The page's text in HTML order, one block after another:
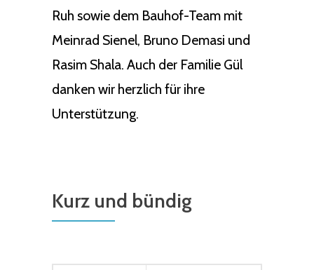
Ruh sowie dem Bauhof-Team mit
Meinrad Sienel, Bruno Demasi und
Rasim Shala. Auch der Familie Gül
danken wir herzlich für ihre
Unterstützung.
Kurz und bündig